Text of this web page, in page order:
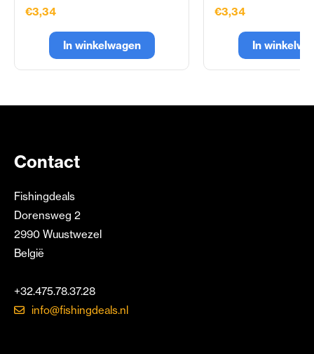
€3,34
In winkelwagen
€3,34
In
Contact
Fishingdeals
Dorensweg 2
2990 Wuustwezel
België
+32.475.78.37.28
info@fishingdeals.nl